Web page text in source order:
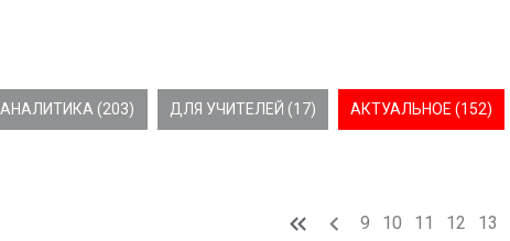
АНАЛИТИКА (203) ДЛЯ УЧИТЕЛЕЙ (17) АКТУАЛЬНОЕ (152)
9 10 11 12 13